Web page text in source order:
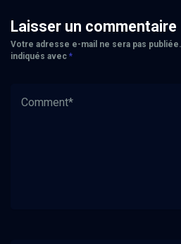
Laisser un commentaire
Votre adresse e-mail ne sera pas publiée.
indiqués avec *